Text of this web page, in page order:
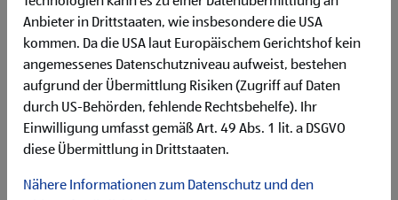
Flexibilität für Früh- und Spätdienste (Montag bis
Samstag)
Begeisterung im Handel zu arbeiten und den
Unternehmenserfolg mitzugestalten
Freude an der Arbeit im Team für ein motiviertes
Miteinander
Bereitschaft zu körperlich anspruchsvollen Tätigkeiten
freundlich im Umgang mit Kund:innen für eine
zuverlässige und organisierte Arbeitsweise zur
Anbieter in Drittstaaten, wie insbesondere die USA
kommen. Da die USA laut Europäischem Gerichtshof kein
angemessenes Datenschutzniveau aufweist, bestehen
aufgrund der Übermittlung Risiken (Zugriff auf Daten
durch US-Behörden, fehlende Rechtsbehelfe). Ihr
Einwilligung umfasst gemäß Art. 49 Abs. 1 lit. a DSGVO
diese Übermittlung in Drittstaaten.
Nähere Informationen zum Datenschutz und den